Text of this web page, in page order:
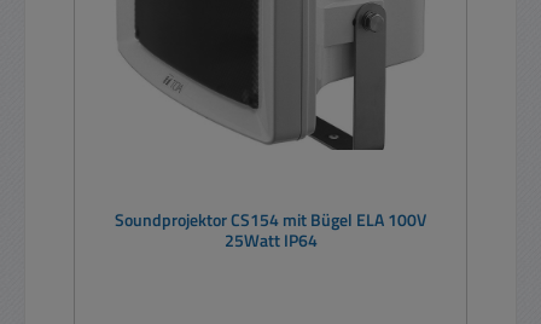
Soundprojektor CS154 mit Bügel ELA 100V
25Watt IP64